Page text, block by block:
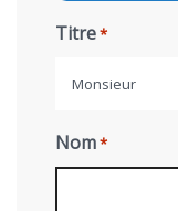
Titre*
Monsieur
Nom*